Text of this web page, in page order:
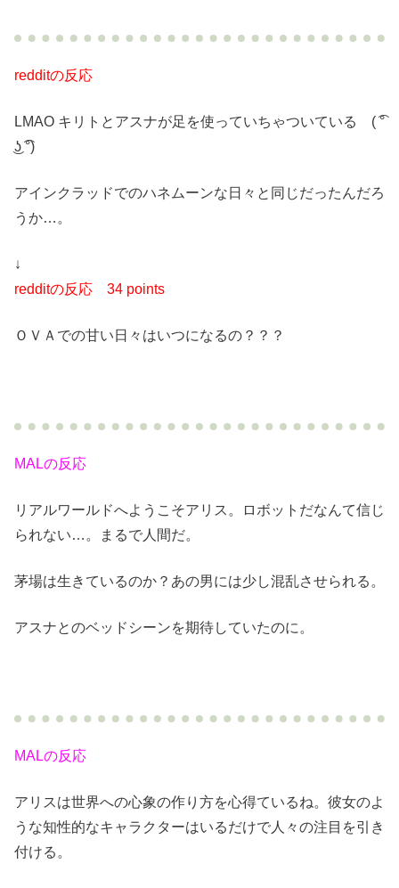
redditの反応
LMAO キリトとアスナが足を使っていちゃついている ( ͡°
͜ʖ ͡°)
アインクラッドでのハネムーンな日々と同じだったんだろ
うか…。
↓
redditの反応 34 points
ＯＶＡでの甘い日々はいつになるの？？？
MALの反応
リアルワールドへようこそアリス。ロボットだなんて信じ
られない…。まるで人間だ。
茅場は生きているのか？あの男には少し混乱させられる。
アスナとのベッドシーンを期待していたのに。
MALの反応
アリスは世界への心象の作り方を心得ているね。彼女のよ
うな知性的なキャラクターはいるだけで人々の注目を引き
付ける。